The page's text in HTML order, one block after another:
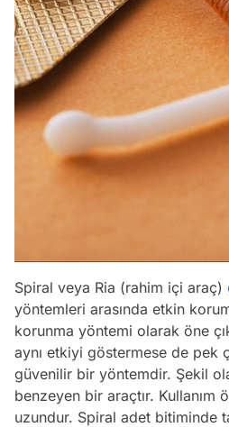
Spiral veya Ria (rahim içi araç)
yöntemleri arasında etkin
korunma yöntemi olarak öne
aynı etkiyi göstermese de pek
güvenilir bir yöntemdir. Şekil
benzeyen bir araçtır. Kullanım
uzundur. Spiral adet bitiminde